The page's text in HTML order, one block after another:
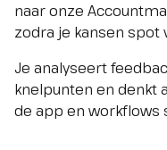
naar onze
zodra je kansen spot
Je analyseert
knelpunten en denkt
de app en workflows